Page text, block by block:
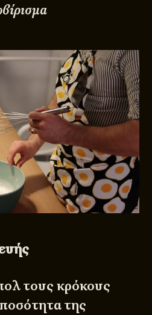
τους κρόκους
της